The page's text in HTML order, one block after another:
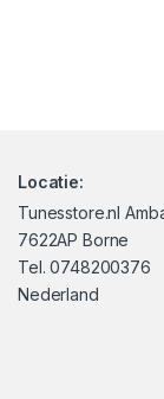
Locatie:
Tunesstore.nl
7622AP Borne
Tel. 0748200376
Nederland